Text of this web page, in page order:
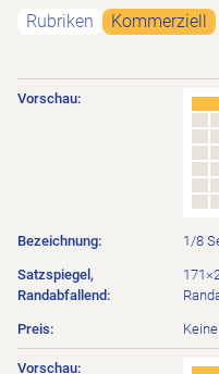
Rubriken Kommerziell
VorschauBezeichnung
1/8